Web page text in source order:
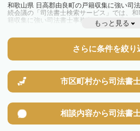
和歌山県 日高郡由良町の戸籍収集に強い司
続会議の「司法書士検索サービス」では、
籍収集に強い司法書士事務所を一覧で見る
ブルやお悩みを抱えている方は一度近隣の
もっと見る
さらに条件を絞り
市区町村から司法書
相談内容から司法書